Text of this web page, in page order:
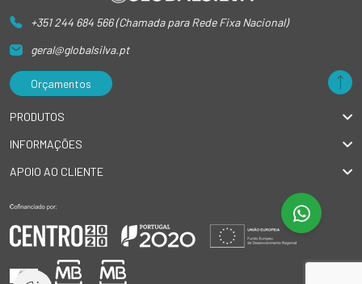
+351 244 684 566 (Chamada para Rede Fixa Nacional)
geral@globalsilva.pt
Orçamentos
PRODUTOS
INFORMAÇÕES
APOIO AO CLIENTE